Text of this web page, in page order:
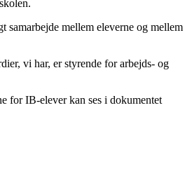
mellem eleverne og mellem
vi har, er styrende for arbejds- og
for IB-elever kan ses i dokumentet